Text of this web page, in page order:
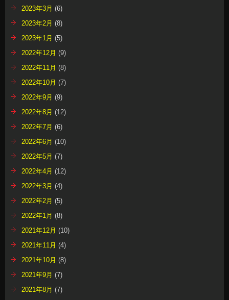
2023年3月 (6)
2023年2月 (8)
2023年1月 (5)
2022年12月 (9)
2022年11月 (8)
2022年10月 (7)
2022年9月 (9)
2022年8月 (12)
2022年7月 (6)
2022年6月 (10)
2022年5月 (7)
2022年4月 (12)
2022年3月 (4)
2022年2月 (5)
2022年1月 (8)
2021年12月 (10)
2021年11月 (4)
2021年10月 (8)
2021年9月 (7)
2021年8月 (7)